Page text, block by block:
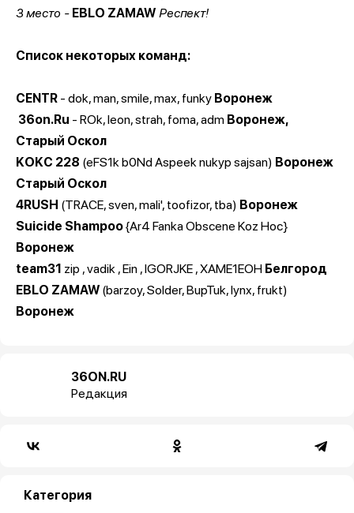
3 место - EBLO ZAMAW Респект!
Список некоторых команд:
CENTR - dok, man, smile, max, funky Воронеж
36on.Ru - ROk, leon, strah, foma, adm Воронеж,
Старый Оскол
KOKC 228 (eFS1k b0Nd Aspeek nukyp sajsan) Воронеж
Старый Оскол
4RUSH (TRACE, sven, mali', toofizor, tba) Воронеж
Suicide Shampoo{Ar4 Fanka Obscene Koz Hoc}
Воронеж
team31 zip , vadik , Ein , IGORJKE , XAME1EOH Белгород
EBLO ZAMAW (barzoy, Solder, BupTuk, lynx, frukt)
Воронеж
36ON.RU
Редакция
Категория